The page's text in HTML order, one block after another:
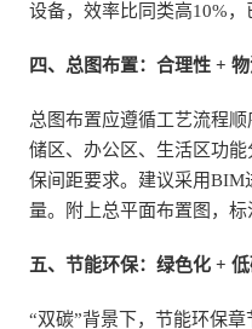
设备，效率比同类高10%，
四、总图布置：合理性 +
总图布置应遵循工艺流程
储区、办公区、生活区功
保间距要求。建议采用BIM
量。附上总平面布置图，标
五、节能环保：绿色化 +
“双碳”背景下，节能环保章